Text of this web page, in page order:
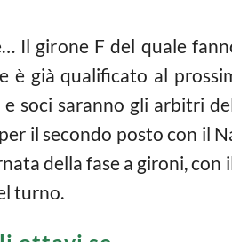
Il girone F del quale
già qualificato al
soci saranno gli arbitri
il secondo posto con il
della fase a gironi,
turno.